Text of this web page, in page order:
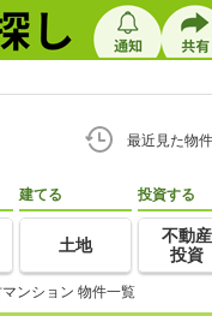
最近見た物件
建てる
土地
投資する
不動産
投資
ンション 物件一覧